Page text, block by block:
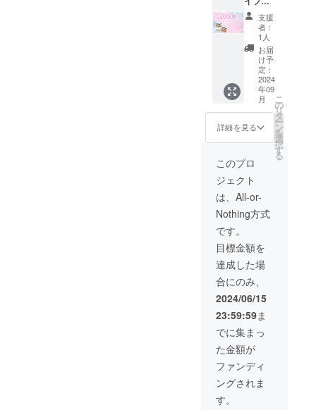
イブで
も、ど
のメン
バーで
もお使
いいた
だけま
す。全
て 1枚
につき
トーク
タイム
いてき
※チェキ
券有効
期限：
アイド
を続け
ている
限り
ずっと
→当日
入場時
のお渡
しとな
ります
・チェ
キ券
×30(サ
インつ
き) ・
チェキ
インな
し) ・お
披露目
ライブ
当日、
メン
撮影1回
おまけ
(サイン
つき) ・
お披露
目ライ
ブ当
日、私
服のラ
ンダム
メン
バー
チェキ1
特典会
に招待
・お披
露目以
降の5
回、ラ
イブに
ご招
待！
(5ヶ月
以内に
は必ず
開催し
ます) ・
オリジ
ナルペ
ンライ
ト、タ
オル付
入場時
のお渡
しとな
ります
・チェ
キ券
×30(サ
インつ
き) ・
チェキ
券
×30(サ
インな
支援
者：
1人
お届
け予
定：
2024
年09
月
詳細を見る
こ
の
リ
タ
ー
ン
を
選
択
す
る
このプロ
ジェクト
は、All-or-
Nothing方式
です。
目標金額を
達成した場
合にのみ、
2024/06/15
23:59:59ま
でに集まっ
た金額が
ファンディ
ングされま
す。